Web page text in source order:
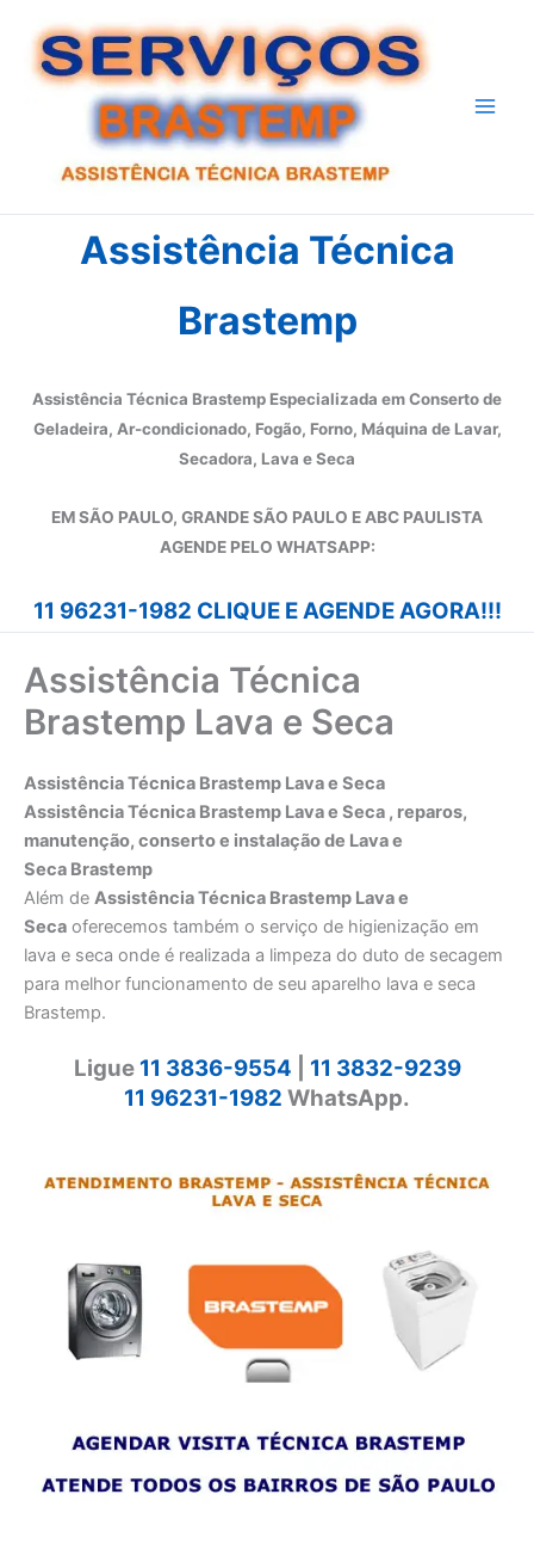
para
Assistência Técnica
Brastemp
Assistência Técnica Brastemp Especializada em Conserto de
Geladeira, Ar-condicionado, Fogão, Forno, Máquina de Lavar,
Secadora, Lava e Seca
EM SÃO PAULO, GRANDE SÃO PAULO E ABC PAULISTA
AGENDE PELO WHATSAPP:
11 96231-1982 CLIQUE E AGENDE AGORA!!!
Assistência Técnica
Brastemp Lava e Seca
Assistência Técnica Brastemp Lava e Seca
Assistência Técnica Brastemp Lava e Seca , reparos,
manutenção, conserto e instalação de Lava e
Seca Brastemp
Além de Assistência Técnica Brastemp Lava e
Seca oferecemos também o serviço de higienização em
lava e seca onde é realizada a limpeza do duto de secagem
para melhor funcionamento de seu aparelho lava e seca
Brastemp.
Ligue 11 3836-9554
11 3832-9239
11 96231-1982 WhatsApp.